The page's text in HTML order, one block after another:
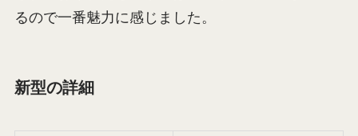
るので一番魅力に感じました。
新型の詳細